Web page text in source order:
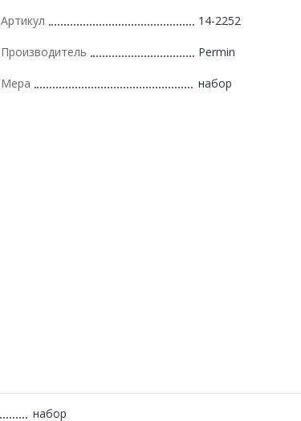
Артикул 14-2252
Производитель Permin
Мера набор
набор